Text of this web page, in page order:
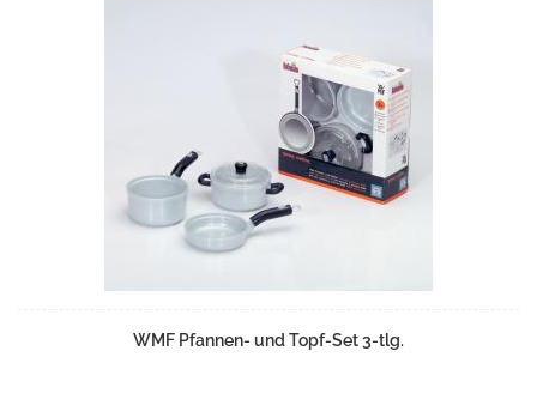
WMF Pfannen- und Topf-Set 3-tlg.